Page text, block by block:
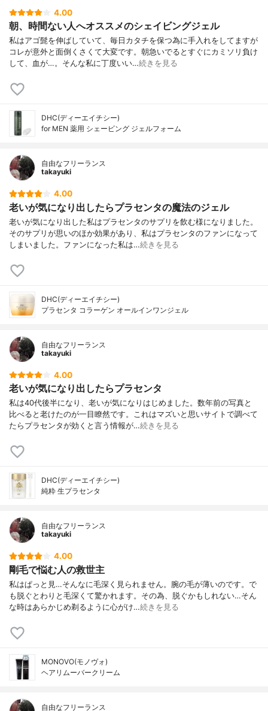
4.00
朝、時間ない人へオススメのシェイビングジェル
私はアゴ髭を伸ばしていて、毎日カタチを保つ為に手入れをしてますが
コレが意外と面倒くさくて大変です。朝急いでるとすぐにカミソリ負け
して、血が…。そんな私に丁度いい…続きを見る
DHC(ディーエイチシー)
for MEN 薬用 シェービング ジェルフォーム
自由なフリーランス
takayuki
4.00
老いが気になり出したらプラセンタの魔法のジェル
老いが気になり出した私はプラセンタのサプリを飲む様になりました。
そのサプリが思いのほか効果があり、私はプラセンタのファンになって
しまいました。ファンになった私は…続きを見る
DHC(ディーエイチシー)
プラセンタ コラーゲン オールインワンジェル
自由なフリーランス
takayuki
4.00
老いが気になり出したらプラセンタ
私は40代後半になり、老いが気になりはじめました。数年前の写真と
比べると老けたのが一目瞭然です。これはマズいと思いサイトで調べて
たらプラセンタが効くと言う情報が…続きを見る
DHC(ディーエイチシー)
純粋 生プラセンタ
自由なフリーランス
takayuki
4.00
剛毛で悩む人の救世主
私はぱっと見…そんなに毛深く見られません。腕の毛が薄いのです。で
も脱ぐとわりと毛深くて驚かれます。その為、脱ぐかもしれない…そん
な時はあらかじめ剃るように心がけ…続きを見る
MONOVO(モノヴォ)
ヘアリムーバークリーム
自由なフリーランス